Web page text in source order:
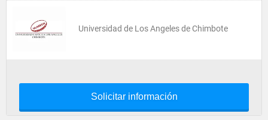
Universidad de Los Angeles de Chimbote
Solicitar información